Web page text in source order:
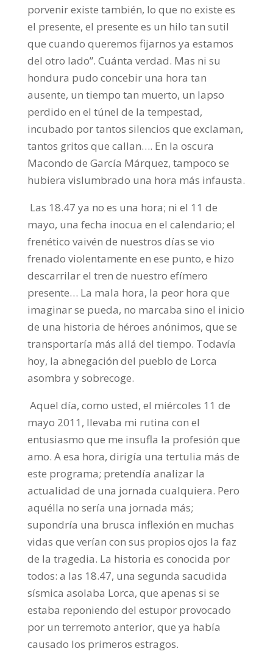
porvenir existe también, lo que no existe es
el presente, el presente es un hilo tan sutil
que cuando queremos fijarnos ya estamos
del otro lado”. Cuánta verdad. Mas ni su
hondura pudo concebir una hora tan
ausente, un tiempo tan muerto, un lapso
perdido en el túnel de la tempestad,
incubado por tantos silencios que exclaman,
tantos gritos que callan…. En la oscura
Macondo de García Márquez, tampoco se
hubiera vislumbrado una hora más infausta.
Las 18.47 ya no es una hora; ni el 11 de
mayo, una fecha inocua en el calendario; el
frenético vaivén de nuestros días se vio
frenado violentamente en ese punto, e hizo
descarrilar el tren de nuestro efímero
presente… La mala hora, la peor hora que
imaginar se pueda, no marcaba sino el inicio
de una historia de héroes anónimos, que se
transportaría más allá del tiempo. Todavía
hoy, la abnegación del pueblo de Lorca
asombra y sobrecoge.
Aquel día, como usted, el miércoles 11 de
mayo 2011, llevaba mi rutina con el
entusiasmo que me insufla la profesión que
amo. A esa hora, dirigía una tertulia más de
este programa; pretendía analizar la
actualidad de una jornada cualquiera. Pero
aquélla no sería una jornada más;
supondría una brusca inflexión en muchas
vidas que verían con sus propios ojos la faz
de la tragedia. La historia es conocida por
todos: a las 18.47, una segunda sacudida
sísmica asolaba Lorca, que apenas si se
estaba reponiendo del estupor provocado
por un terremoto anterior, que ya había
causado los primeros estragos.